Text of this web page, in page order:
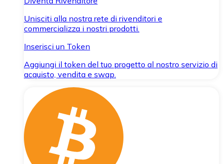
Unisciti alla nostra rete di rivenditori e
commercializza i nostri prodotti.
Inserisci un Token
Aggiungi il token del tuo progetto al nostro servizio di
acquisto, vendita e swap.